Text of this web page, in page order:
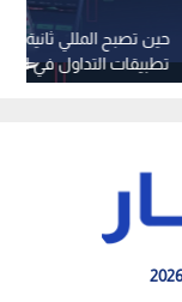
حين تصبح المللي ثانية
تطبيقات التداول في
تقنية